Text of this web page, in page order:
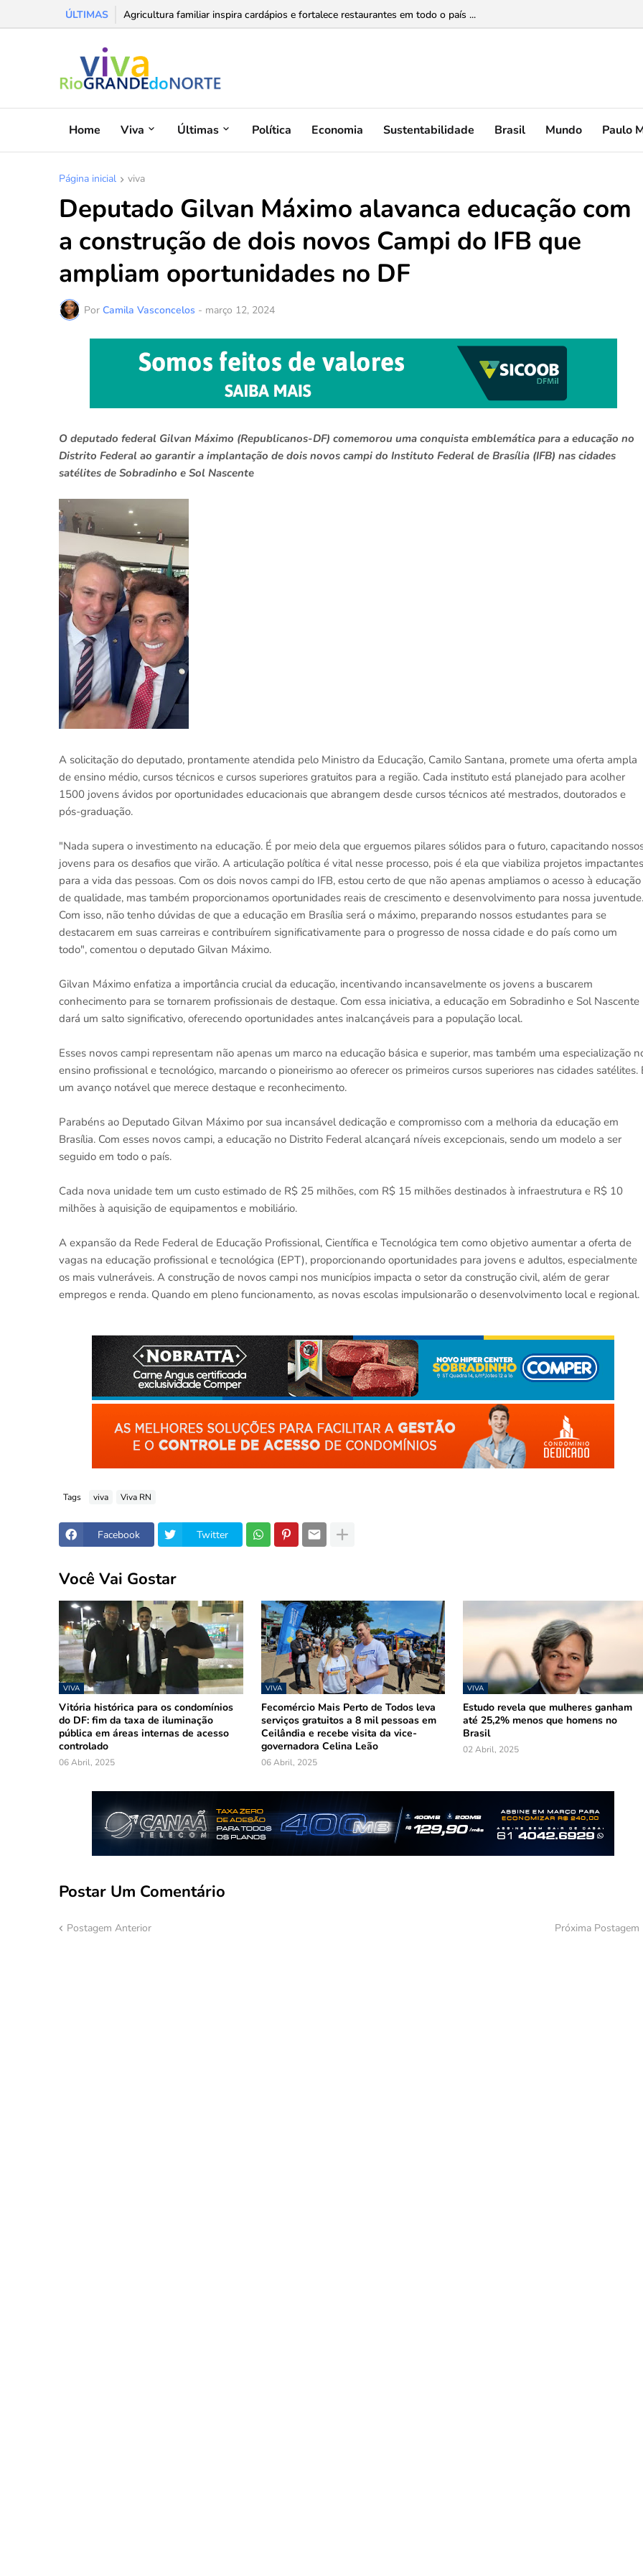
ÚLTIMAS Agricultura familiar inspira cardápios e fortalece restaurantes em todo o país ...
Home Viva Últimas Política Economia Sustentabilidade Brasil Mundo Paulo
Página inicial viva
Deputado Gilvan Máximo alavanca educação com
a construção de dois novos Campi do IFB que
ampliam oportunidades no DF
Por Camila Vasconcelos - março 12, 2024
O deputado federal Gilvan Máximo (Republicanos-DF) comemorou uma conquista emblemática para a educação no
Distrito Federal ao garantir a implantação de dois novos campi do Instituto Federal de Brasília (IFB) nas cidades
satélites de Sobradinho e Sol Nascente
A solicitação do deputado, prontamente atendida pelo Ministro da Educação, Camilo Santana, promete uma oferta ampla
de ensino médio, cursos técnicos e cursos superiores gratuitos para a região. Cada instituto está planejado para acolher
1500 jovens ávidos por oportunidades educacionais que abrangem desde cursos técnicos até mestrados, doutorados e
pós-graduação.
"Nada supera o investimento na educação. É por meio dela que erguemos pilares sólidos para o futuro, capacitando
jovens para os desafios que virão. A articulação política é vital nesse processo, pois é ela que viabiliza projetos impactantes
para a vida das pessoas. Com os dois novos campi do IFB, estou certo de que não apenas ampliamos o acesso à educação
de qualidade, mas também proporcionamos oportunidades reais de crescimento e desenvolvimento para nossa juventude.
Com isso, não tenho dúvidas de que a educação em Brasília será o máximo, preparando nossos estudantes para se
destacarem em suas carreiras e contribuírem significativamente para o progresso de nossa cidade e do país como um
todo", comentou o deputado Gilvan Máximo.
Gilvan Máximo enfatiza a importância crucial da educação, incentivando incansavelmente os jovens a buscarem
conhecimento para se tornarem profissionais de destaque. Com essa iniciativa, a educação em Sobradinho e Sol Nascente
dará um salto significativo, oferecendo oportunidades antes inalcançáveis para a população local.
Esses novos campi representam não apenas um marco na educação básica e superior, mas também uma especialização
ensino profissional e tecnológico, marcando o pioneirismo ao oferecer os primeiros cursos superiores nas cidades satélites.
um avanço notável que merece destaque e reconhecimento.
Parabéns ao Deputado Gilvan Máximo por sua incansável dedicação e compromisso com a melhoria da educação em
Brasília. Com esses novos campi, a educação no Distrito Federal alcançará níveis excepcionais, sendo um modelo a ser
seguido em todo o país.
Cada nova unidade tem um custo estimado de R$ 25 milhões, com R$ 15 milhões destinados à infraestrutura e R$ 10
milhões à aquisição de equipamentos e mobiliário.
A expansão da Rede Federal de Educação Profissional, Científica e Tecnológica tem como objetivo aumentar a oferta de
vagas na educação profissional e tecnológica (EPT), proporcionando oportunidades para jovens e adultos, especialmente
os mais vulneráveis. A construção de novos campi nos municípios impacta o setor da construção civil, além de gerar
empregos e renda. Quando em pleno funcionamento, as novas escolas impulsionarão o desenvolvimento local e regional.
Tags viva Viva RN
Facebook Twitter
Você Vai Gostar
VIVA
Vitória histórica para os condomínios
do DF: fim da taxa de iluminação
pública em áreas internas de acesso
controlado
06 Abril, 2025
VIVA
Fecomércio Mais Perto de Todos leva
serviços gratuitos a 8 mil pessoas em
Ceilândia e recebe visita da vice-
governadora Celina Leão
06 Abril, 2025
VIVA
Estudo revela que mulheres ganham
até 25,2% menos que homens no
Brasil
02 Abril, 2025
Postar Um Comentário
Postagem Anterior Próxima Postagem